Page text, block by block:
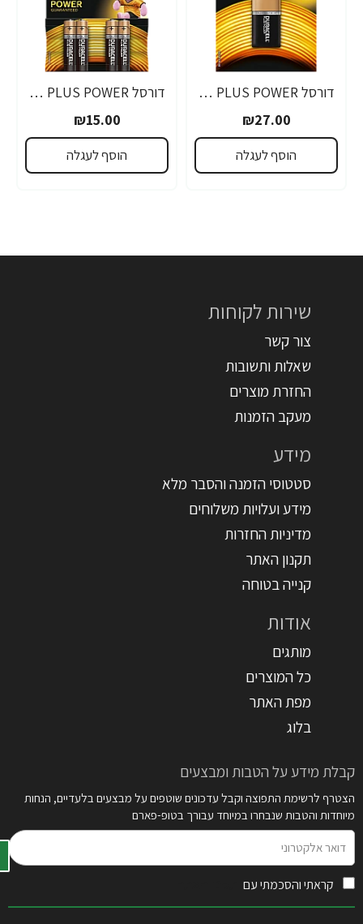
דורסל PLUS POWER סוללות 9V אריזת 1 יחידות - מבית Duracell
₪27.00
הוסף לעגלה
דורסל PLUS POWER סוללות AAA אריזת 4 יחידות - מבית Duracell
₪15.00
הוסף לעגלה
שירות לקוחות
צור קשר
שאלות ותשובות
החזרת מוצרים
מעקב הזמנות
מידע
סטטוסי הזמנה והסבר מלא
מידע ועלויות משלוחים
מדיניות החזרות
תקנון האתר
קנייה בטוחה
אודות
מותגים
כל המוצרים
מפת האתר
בלוג
קבלת מידע על הטבות ומבצעים
הצטרף לרשימת התפוצה וקבל עדכונים שוטפים על מבצעים בלעדיים, הנחות
מיוחדות והטבות שנבחרו במיוחד עבורך בטופ-פארם
אלקטרוני
קראתי והסכמתי עם